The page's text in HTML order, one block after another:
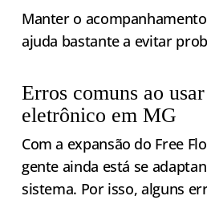
Manter o
ajuda bastante a evitar
Erros comuns ao
eletrônico em MG
Com a expansão do Free
gente ainda está se
sistema. Por isso, alguns